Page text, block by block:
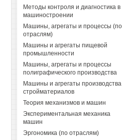
Методы контроля и диагностика в
машиностроении
Машины, агрегаты и процессы (по
отраслям)
Машины и агрегаты пищевой
промышленности
Машины, агрегаты и процессы
полиграфического производства
Машины и агрегаты производства
стройматериалов
Теория механизмов и машин
Экспериментальная механика
машин
Эргономика (по отраслям)